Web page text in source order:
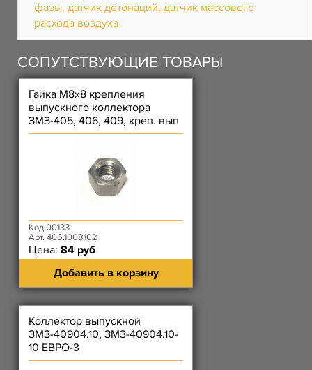
фазы, датчик детонаций, датчик массового
расхода воздуха
СОПУТСТВУЮЩИЕ ТОВАРЫ
Гайка М8х8 крепления
выпускного коллектора
ЗМЗ-405, 406, 409, креп. вып
коллектора); Гайка ЗМЗ-514
Код 00133
Арт. 406.1008102
Цена: 84 руб
Добавить в корзину
Коллектор выпускной
ЗМЗ-40904.10, ЗМЗ-40904.10-
10 ЕВРО-3